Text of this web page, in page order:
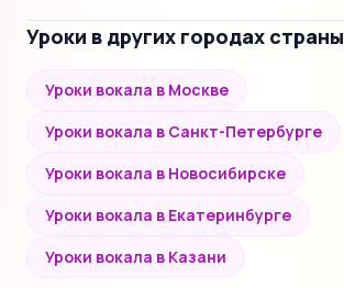
Уроки в других городах страны
Уроки вокала в Москве
Уроки вокала в Санкт-Петербурге
Уроки вокала в Новосибирске
Уроки вокала в Екатеринбурге
Уроки вокала в Казани